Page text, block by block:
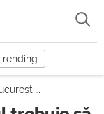
a țării, de care Nicușor și Bolojan nu au auzit